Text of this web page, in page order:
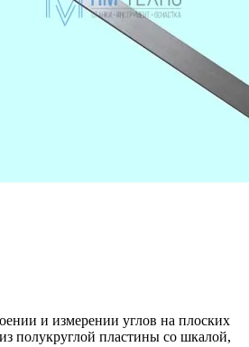
и измерении углов на плоских
полукруглой пластины со шкалой,